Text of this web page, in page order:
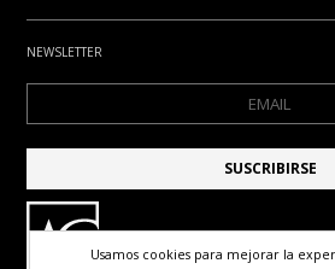
NEWSLETTER
Usamos cookies para mejorar la